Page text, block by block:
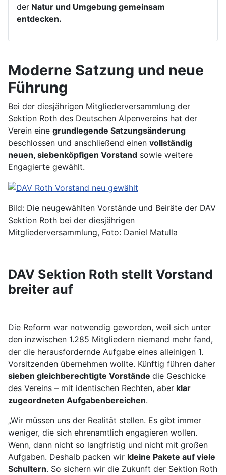
der Natur und Umgebung gemeinsam
entdecken.
Moderne Satzung und neue
Führung
Bei der diesjährigen Mitgliederversammlung der
Sektion Roth des Deutschen Alpenvereins hat der
Verein eine grundlegende Satzungsänderung
beschlossen und anschließend einen vollständig
neuen, siebenköpfigen Vorstand sowie weitere
Engagierte gewählt.
Bild: Die neugewählten Vorstände und Beiräte der DAV
Sektion Roth bei der diesjährigen
Mitgliederversammlung, Foto: Daniel Matulla
DAV Sektion Roth stellt Vorstand
breiter auf
Die Reform war notwendig geworden, weil sich unter
den inzwischen 1.285 Mitgliedern niemand mehr fand,
der die herausfordernde Aufgabe eines alleinigen 1.
Vorsitzenden übernehmen wollte. Künftig führen daher
sieben gleichberechtigte Vorstände die Geschicke
des Vereins – mit identischen Rechten, aber klar
zugeordneten Aufgabenbereichen.
„Wir müssen uns der Realität stellen. Es gibt immer
weniger, die sich ehrenamtlich engagieren wollen.
Wenn, dann nicht so langfristig und nicht mit großen
Aufgaben. Deshalb packen wir kleine Pakete auf viele
Schultern. So sichern wir die Zukunft der Sektion Roth